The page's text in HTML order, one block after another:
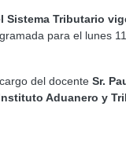
Sistema Tributario
para el lunes
del docente Sr.
Aduanero y